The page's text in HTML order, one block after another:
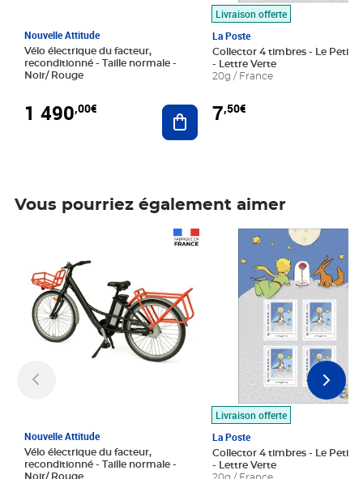
Nouvelle Attitude
Vélo électrique du facteur,
reconditionné - Taille normale -
Noir/ Rouge
1 490,00€ Ajouter au panier
Livraison offerte
La Poste
Collector 4 timbres - Le Petit
- Lettre Verte
20g / France
7,50€
Vous pourriez également aimer
Nouvelle Attitude
Vélo électrique du facteur,
reconditionné - Taille normale -
Noir/ Rouge
Livraison offerte
La Poste
Collector 4 timbres - Le Petit
- Lettre Verte
Prix 7,50€